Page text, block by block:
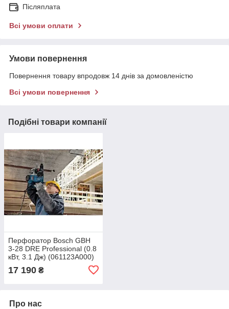
Післяплата
Всі умови оплати
Умови повернення
Повернення товару впродовж 14 днів за домовленістю
Всі умови повернення
Подібні товари компанії
Перфоратор Bosch GBH
3-28 DRE Professional (0.8
кВт, 3.1 Дж) (061123A000)
17 190 ₴
Про нас